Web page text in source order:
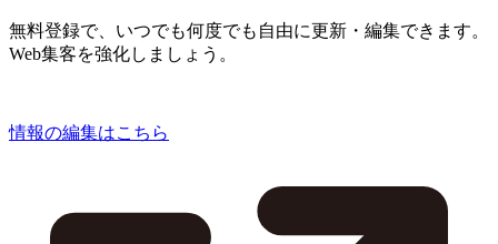
無料登録で、いつでも何度でも自由に更新・編集できます。
Web集客を強化しましょう。
情報の編集はこちら